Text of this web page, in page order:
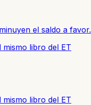
el saldo a favor.
mismo libro del ET
mismo libro del ET